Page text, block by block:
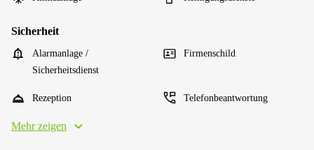
Sicherheit
Alarmanlage /
Sicherheitsdienst
Firmenschild
Rezeption Telefonbeantwortung
Mehr zeigen